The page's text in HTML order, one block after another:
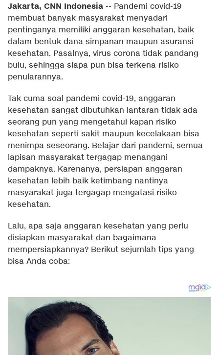
Jakarta, CNN Indonesia -- Pandemi covid-19
membuat banyak masyarakat menyadari
pentinganya memiliki anggaran kesehatan, baik
dalam bentuk dana simpanan maupun asuransi
kesehatan. Pasalnya, virus corona tidak pandang
bulu, sehingga siapa pun bisa terkena risiko
penularannya.
Tak cuma soal pandemi covid-19, anggaran
kesehatan sangat dibutuhkan lantaran tidak ada
seorang pun yang mengetahui kapan risiko
kesehatan seperti sakit maupun kecelakaan bisa
menimpa seseorang. Belajar dari pandemi, semua
lapisan masyarakat tergagap menangani
dampaknya. Karenanya, persiapan anggaran
kesehatan lebih baik ketimbang nantinya
masyarakat juga tergagap mengatasi risiko
kesehatan.
Lalu, apa saja anggaran kesehatan yang perlu
disiapkan masyarakat dan bagaimana
mempersiapkannya? Berikut sejumlah tips yang
bisa Anda coba: